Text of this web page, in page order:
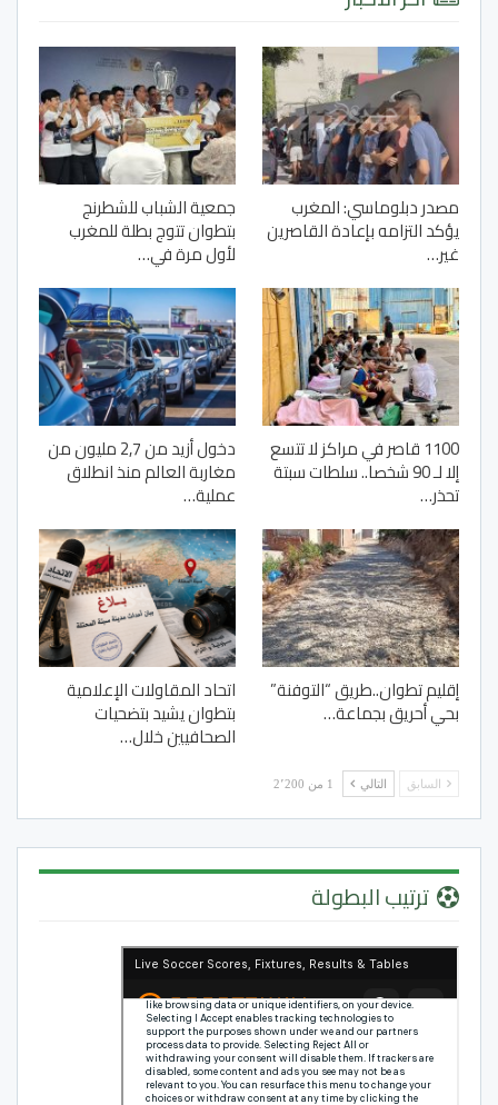
مصدر دبلوماسي: المغرب
يؤكد التزامه بإعادة القاصرين
غير…
جمعية الشباب للشطرنج
بتطوان تتوج بطلة للمغرب
لأول مرة في…
1100 قاصر في مراكز لا تتسع
إلا لـ 90 شخصا.. سلطات سبتة
تحذر…
دخول أزيد من 2,7 مليون من
مغاربة العالم منذ انطلاق
عملية…
إقليم تطوان..طريق “التوفنة”
بحي أحريق بجماعة…
اتحاد المقاولات الإعلامية
بتطوان يشيد بتضحيات
الصحافيين خلال…
السابق التالي 1 من 2٬200
ترتيب البطولة